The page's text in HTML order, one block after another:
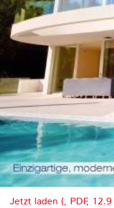
Jetzt laden (, PDF,